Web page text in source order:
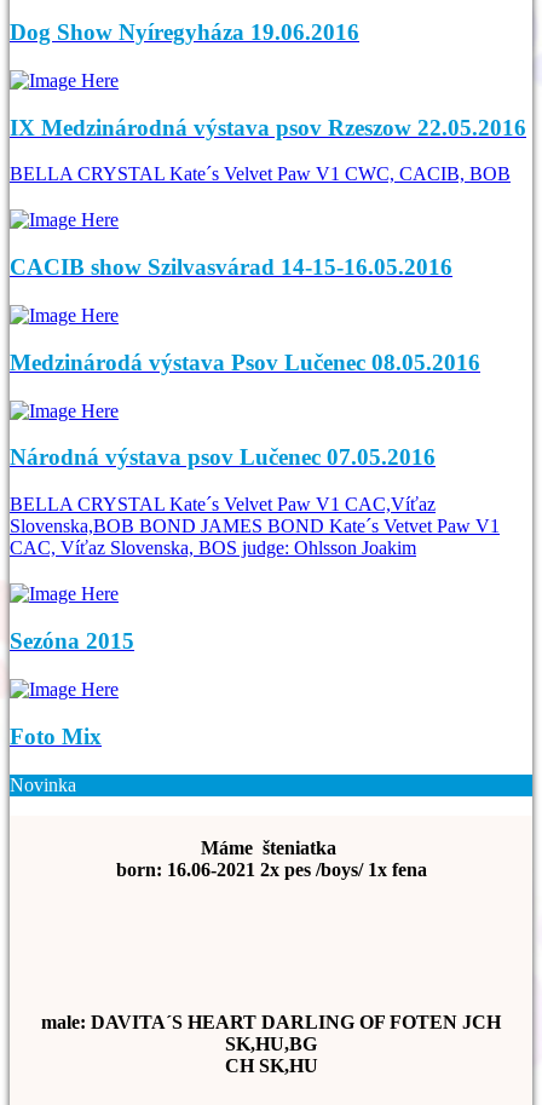
Dog Show Nyíregyháza 19.06.2016
IX Medzinárodná výstava psov Rzeszow 22.05.2016
BELLA CRYSTAL Kate´s Velvet Paw V1 CWC, CACIB, BOB
CACIB show Szilvasvárad 14-15-16.05.2016
Medzinárodá výstava Psov Lučenec 08.05.2016
Národná výstava psov Lučenec 07.05.2016
BELLA CRYSTAL Kate´s Velvet Paw V1 CAC,Víťaz
Slovenska,BOB BOND JAMES BOND Kate´s Vetvet Paw V1
CAC, Víťaz Slovenska, BOS judge: Ohlsson Joakim
Sezóna 2015
Foto Mix
Novinka
Máme šteniatka
born: 16.06-2021 2x pes /boys/ 1x fena
male: DAVITA´S HEART DARLING OF FOTEN JCH
SK,HU,BG
CH SK,HU